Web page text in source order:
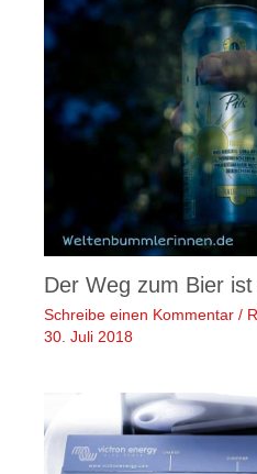
Der Weg zum Bier
Schreibe einen Kommentar /
30. Juli 2018